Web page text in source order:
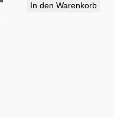
In den Warenkorb